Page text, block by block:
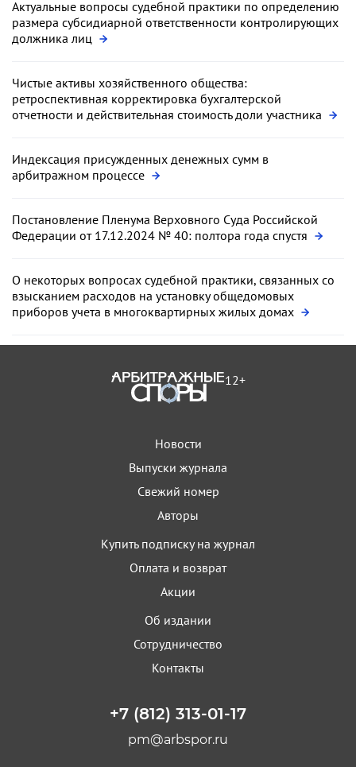
Актуальные вопросы судебной практики по определению
размера субсидиарной ответственности контролирующих
должника лиц
Чистые активы хозяйственного общества:
ретроспективная корректировка бухгалтерской
отчетности и действительная стоимость доли участника
Индексация присужденных денежных сумм в
арбитражном процессе
Постановление Пленума Верховного Суда Российской
Федерации от 17.12.2024 № 40: полтора года спустя
О некоторых вопросах судебной практики, связанных со
взысканием расходов на установку общедомовых
приборов учета в многоквартирных жилых домах
12+
Новости
Выпуски журнала
Свежий номер
Авторы
Купить подписку на журнал
Оплата и возврат
Акции
Об издании
Сотрудничество
Контакты
+7 (812) 313-01-17
pm@arbspor.ru